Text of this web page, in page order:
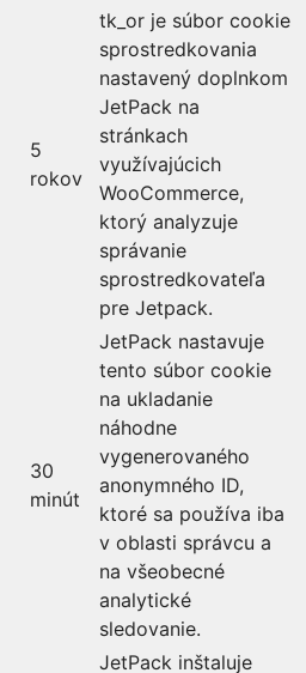
5
rokov
tk_or je súbor cookie
sprostredkovania
nastavený doplnkom
JetPack na
stránkach
využívajúcich
WooCommerce,
ktorý analyzuje
správanie
sprostredkovateľa
pre Jetpack.
30
minút
JetPack nastavuje
tento súbor cookie
na ukladanie
náhodne
vygenerovaného
anonymného ID,
ktoré sa používa iba
v oblasti správcu a
na všeobecné
analytické
sledovanie.
JetPack inštaluje